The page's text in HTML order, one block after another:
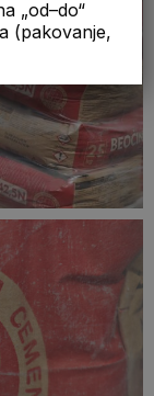
(pakovanje,